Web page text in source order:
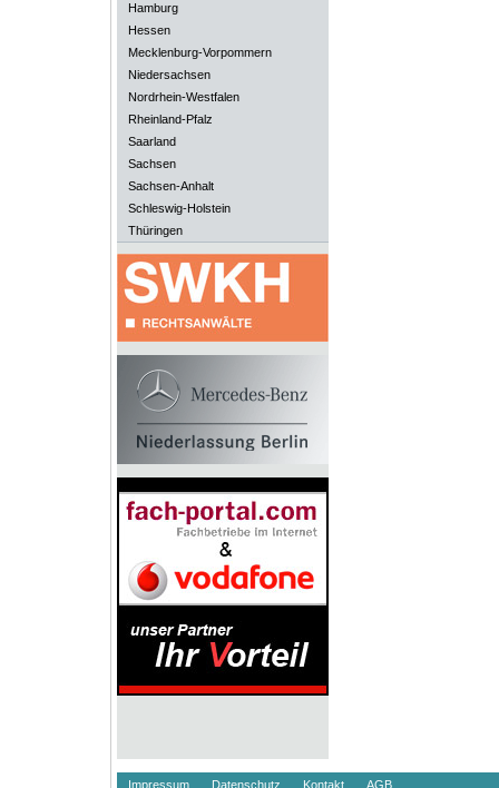
Hamburg
Hessen
Mecklenburg-Vorpommern
Niedersachsen
Nordrhein-Westfalen
Rheinland-Pfalz
Saarland
Sachsen
Sachsen-Anhalt
Schleswig-Holstein
Thüringen
Impressum Datenschutz Kontakt AGB